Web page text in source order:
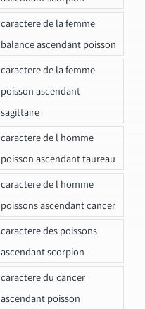
caractere de la femme
balance ascendant poisson
caractere de la femme
poisson ascendant
sagittaire
caractere de l homme
poisson ascendant taureau
caractere de l homme
poissons ascendant cancer
caractere des poissons
ascendant scorpion
caractere du cancer
ascendant poisson